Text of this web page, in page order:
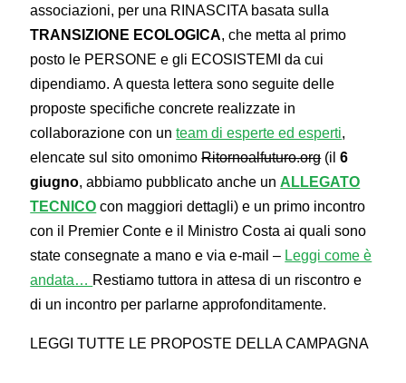
associazioni, per una RINASCITA basata sulla
TRANSIZIONE ECOLOGICA, che metta al primo
posto le PERSONE e gli ECOSISTEMI da cui
dipendiamo. A questa lettera sono seguite delle
proposte specifiche concrete realizzate in
collaborazione con unteam di esperte ed esperti,
elencate sul sito omonimoRitornoalfuturo.org(il6
giugno, abbiamo pubblicato anche un ALLEGATO
TECNICO con maggiori dettagli) e un primo incontro
con il Premier Conte e il Ministro Costa ai quali sono
state consegnate a mano e via e-mail – Leggi come è
andata… Restiamo tuttora in attesa di un riscontro e
di un incontro per parlarne approfonditamente.
LEGGI TUTTE LE PROPOSTE DELLA CAMPAGNA